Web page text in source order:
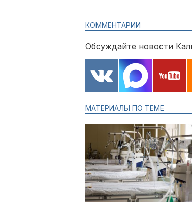
КОММЕНТАРИИ
Обсуждайте новости
МАТЕРИАЛЫ ПО ТЕМЕ